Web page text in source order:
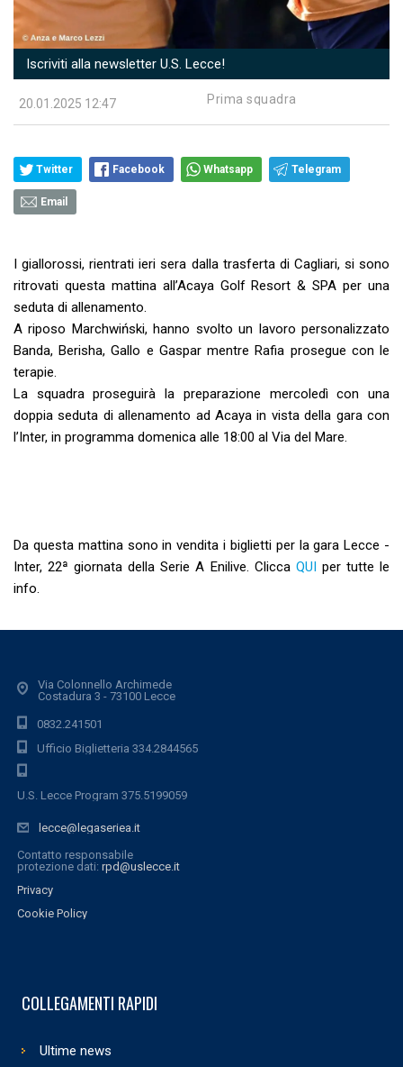
Iscriviti alla newsletter U.S. Lecce!
20.01.2025 12:47 Prima squadra
Twitter Facebook Whatsapp Telegram
Email
I giallorossi, rientrati ieri sera dalla trasferta di Cagliari, si sono
ritrovati questa mattina all’Acaya Golf Resort & SPA per una
seduta di allenamento.
A riposo Marchwiński, hanno svolto un lavoro personalizzato
Banda, Berisha, Gallo e Gaspar mentre Rafia prosegue con le
terapie.
La squadra proseguirà la preparazione mercoledì con una
doppia seduta di allenamento ad Acaya in vista della gara con
l’Inter, in programma domenica alle 18:00 al Via del Mare.
Da questa mattina sono in vendita i biglietti per la gara Lecce -
Inter, 22ª giornata della Serie A Enilive. Clicca QUIper tutte le
info.
Via Colonnello Archimede
Costadura 3 - 73100 Lecce
0832.241501
Ufficio Biglietteria 334.2844565
U.S. Lecce Program 375.5199059
lecce@legaseriea.it
Contatto responsabile
protezione dati: rpd@uslecce.it
Privacy
Cookie Policy
COLLEGAMENTI RAPIDI
Ultime news